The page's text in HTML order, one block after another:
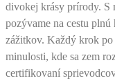
divokej krásy prírody. S
pozývame na cestu
zážitkov. Každý krok
minulosti, kde sa zem
certifikovaní